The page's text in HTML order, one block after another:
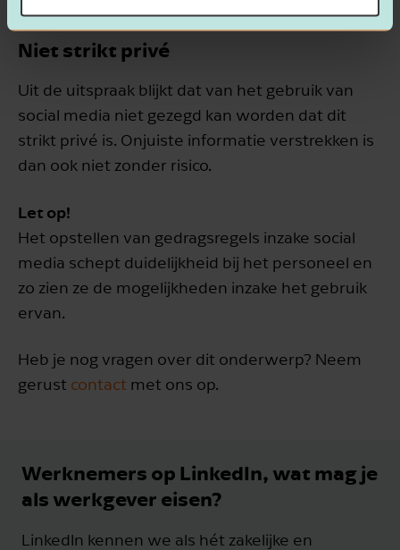
Niet strikt privé
Uit de uitspraak blijkt dat van het gebruik van
social media niet gezegd kan worden dat dit
strikt privé is. Onjuiste informatie verstrekken is
dan ook niet zonder risico.
Let op!
Het opstellen van gedragsregels inzake social
media schept duidelijkheid bij het personeel en
zo zien ze de mogelijkheden inzake het gebruik
ervan.
Heb je nog vragen over dit onderwerp? Neem
gerust contact met ons op.
Werknemers op LinkedIn, wat mag je
als werkgever eisen?
LinkedIn kennen we als hét zakelijke en